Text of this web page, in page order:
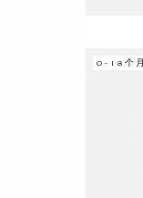
0-18个月